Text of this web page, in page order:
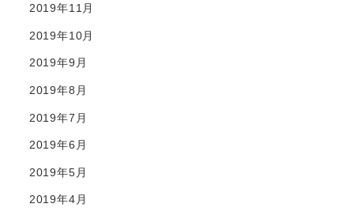
2019年11月
2019年10月
2019年9月
2019年8月
2019年7月
2019年6月
2019年5月
2019年4月